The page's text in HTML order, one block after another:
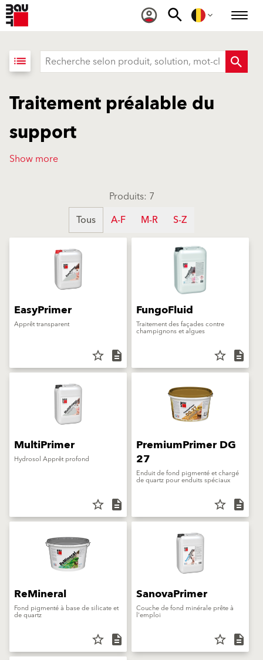
list
Traitement préalable du
support
Show more
Produits: 7
Tous
A-F M-R S-Z
EasyPrimer
Apprêt transparent
star_border description
FungoFluid
Traitement des façades contre
champignons et algues
star_border description
MultiPrimer
Hydrosol Apprêt profond
star_border description
PremiumPrimer DG
27
Enduit de fond pigmenté et chargé
de quartz pour enduits spéciaux
star_border description
ReMineral
Fond pigmenté à base de silicate et
de quartz
star_border description
SanovaPrimer
Couche de fond minérale prête à
l'emploi
star_border description